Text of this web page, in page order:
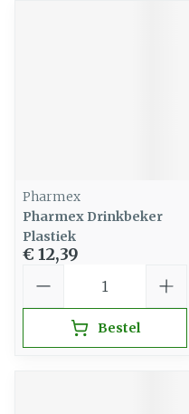
Pharmex
Pharmex Drinkbeker
Plastiek
€ 12,39
Bestel